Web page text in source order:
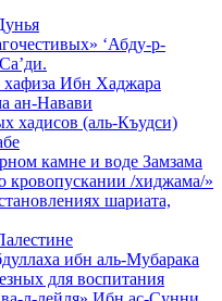
‘Абду-р-
Ибн Хаджара
ан-Навави
хадисов (аль-Къудси)
камне и воде Замзама
кровопускании /хиджама/»
шариата,
ибн аль-Мубарака
для воспитания